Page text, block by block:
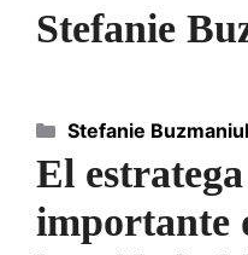
Stefanie
El
importante
Categorías
Stefanie